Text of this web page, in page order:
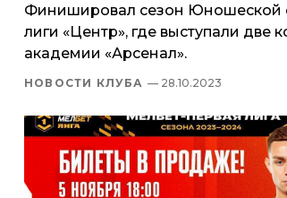
Финишировал сезон Юношеской
лиги «Центр», где выступали две
академии «Арсенал».
НОВОСТИ КЛУБА — 28.10.2023